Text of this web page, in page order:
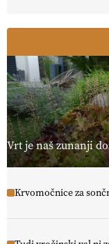
Vrt je naš zunanji
Krvomočnice za